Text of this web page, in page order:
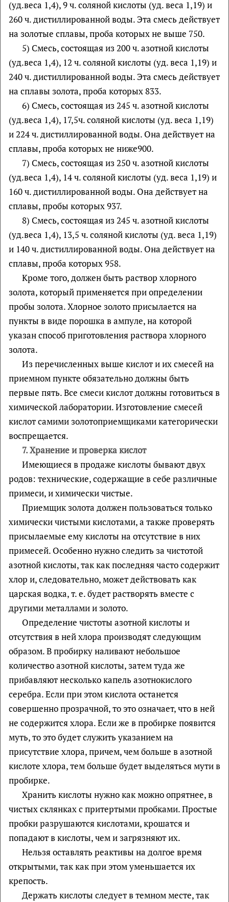
(уд.веса 1,4), 9 ч. соляной кислоты (уд. веса 1,19) и
260 ч. дистиллированной воды. Эта смесь действует
на золотые сплавы, проба которых не выше 750.
5) Смесь, состоящая из 200 ч. азотной кислоты
(уд.веса 1,4), 12 ч. соляной кислоты (уд. веса 1,19) и
240 ч. дистиллированной воды. Эта смесь действует
на сплавы золота, проба которых 833.
6) Смесь, состоящая из 245 ч. азотной кислоты
(уд.веса 1,4), 17,5ч. соляной кислоты (уд. веса 1,19)
и 224 ч. дистиллированной воды. Она действует на
сплавы, проба которых не ниже900.
7) Смесь, состоящая из 250 ч. азотной кислоты
(уд.веса 1,4), 14 ч. соляной кислоты (уд. веса 1,19) и
160 ч. дистиллированной воды. Она действует на
сплавы, пробы которых 937.
8) Смесь, состоящая из 245 ч. азотной кислоты
(уд.веса 1,4), 13,5 ч. соляной кислоты (уд. веса 1,19)
и 140 ч. дистиллированной воды. Она действует на
сплавы, проба которых 958.
Кроме того, должен быть раствор хлорного
золота, который применяется при определении
пробы золота. Хлорное золото присылается на
пункты в виде порошка в ампуле, на которой
указан способ приготовления раствора хлорного
золота.
Из перечисленных выше кислот и их смесей на
приемном пункте обязательно должны быть
первые пять. Все смеси кислот должны готовиться в
химической лаборатории. Изготовление смесей
кислот самими золотоприемщиками категорически
воспрещается.
7.Хранение и проверка кислот
Имеющиеся в продаже кислоты бывают двух
родов: технические, содержащие в себе различные
примеси, и химически чистые.
Приемщик золота должен пользоваться только
химически чистыми кислотами, а также проверять
присылаемые ему кислоты на отсутствие в них
примесей. Особенно нужно следить за чистотой
азотной кислоты, так как последняя часто содержит
хлор и, следовательно, может действовать как
царская водка, т. е. будет растворять вместе с
другими металлами и золото.
Определение чистоты азотной кислоты и
отсутствия в ней хлора производят следующим
образом. В пробирку наливают небольшое
количество азотной кислоты, затем туда же
прибавляют несколько капель азотнокислого
серебра. Если при этом кислота останется
совершенно прозрачной, то это означает, что в ней
не содержится хлора. Если же в пробирке появится
муть, то это будет служить указанием на
присутствие хлора, причем, чем больше в азотной
кислоте хлора, тем больше будет выделяться мути в
пробирке.
Хранить кислоты нужно как можно опрятнее, в
чистых склянках с притертыми пробками. Простые
пробки разрушаются кислотами, крошатся и
попадают в кислоты, чем и загрязняют их.
Нельзя оставлять реактивы на долгое время
открытыми, так как при этом уменьшается их
крепость.
Держать кислоты следует в темном месте, так